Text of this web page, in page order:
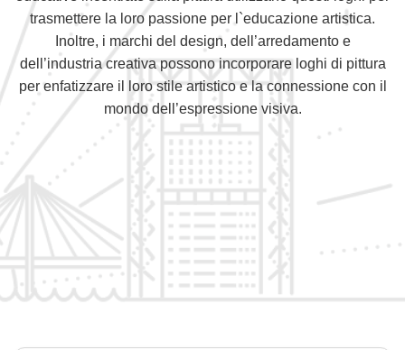
trasmettere la loro passione per l`educazione artistica.
Inoltre, i marchi del design, dell’arredamento e
dell’industria creativa possono incorporare loghi di pittura
per enfatizzare il loro stile artistico e la connessione con il
mondo dell’espressione visiva.